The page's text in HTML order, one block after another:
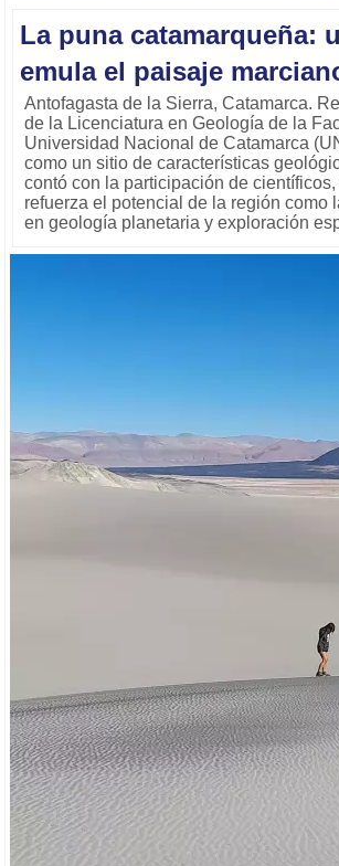
La puna catamarqueña:
emula el paisaje
Antofagasta de la Sierra, Catamarca.
de la Licenciatura en Geología de la
Universidad Nacional de Catamarca
como un sitio de características
contó con la participación de
refuerza el potencial de la región como
en geología planetaria y exploración